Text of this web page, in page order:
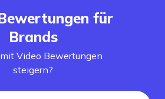
für
Brands
Video Bewertungen
steigern?